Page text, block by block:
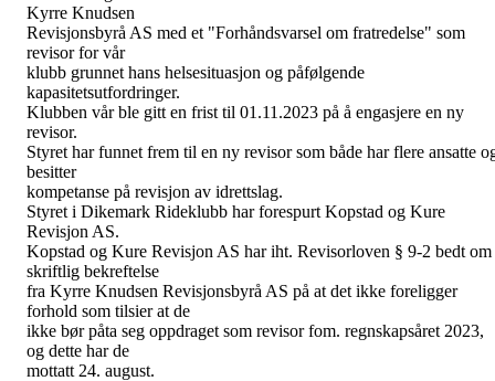
Kyrre Knudsen
Revisjonsbyrå AS med et "Forhåndsvarsel om fratredelse" som
revisor for vår
klubb grunnet hans helsesituasjon og påfølgende
kapasitetsutfordringer.
Klubben vår ble gitt en frist til 01.11.2023 på å engasjere en ny
revisor.
Styret har funnet frem til en ny revisor som både har flere ansatte
besitter
kompetanse på revisjon av idrettslag.
Styret i Dikemark Rideklubb har forespurt Kopstad og Kure
Revisjon AS.
Kopstad og Kure Revisjon AS har iht. Revisorloven § 9-2 bedt om
skriftlig bekreftelse
fra Kyrre Knudsen Revisjonsbyrå AS på at det ikke foreligger
forhold som tilsier at de
ikke bør påta seg oppdraget som revisor fom. regnskapsåret 2023,
og dette har de
mottatt 24. august.